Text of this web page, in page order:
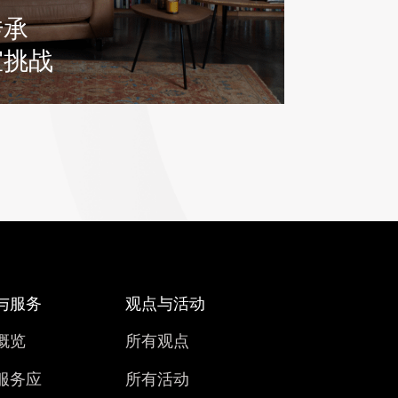
战
服务
览
务应
观点与活动
所有观点
所有活动